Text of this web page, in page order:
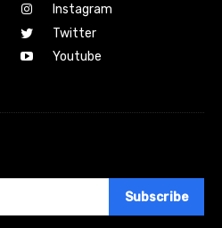
Instagram
Twitter
Youtube
Subscribe